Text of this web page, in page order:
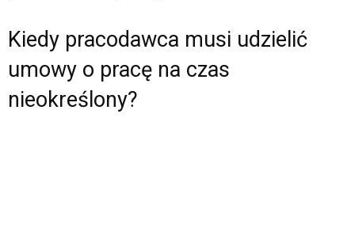
Kiedy pracodawca musi udzielić
umowy o pracę na czas
nieokreślony?